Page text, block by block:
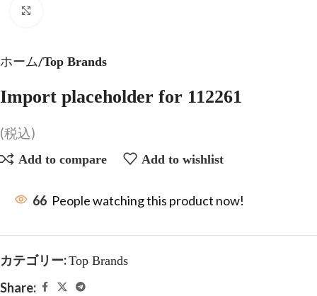
ホーム Top Brands
Import placeholder for 112261
(税込)
Add to compare Add to wishlist
66 People watching this product now!
カテゴリー:Top Brands
Share: